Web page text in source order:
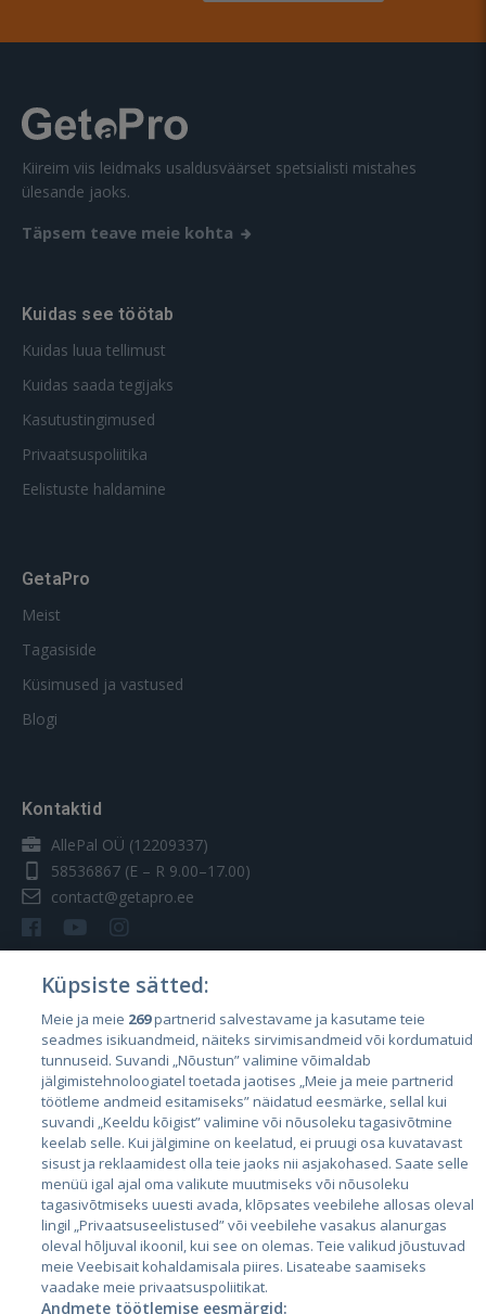
Kiireim viis leidmaks usaldusväärset spetsialisti mistahes
ülesande jaoks.
Täpsem teave meie kohta
Kuidas see töötab
Kuidas luua tellimust
Kuidas saada tegijaks
Kasutustingimused
Privaatsuspoliitika
Eelistuste haldamine
GetaPro
Meist
Tagasiside
Küsimused ja vastused
Blogi
Kontaktid
AllePal OÜ (12209337)
58536867 (E – R 9.00–17.00)
contact@getapro.ee
Riigid
Eesti
Läti
Leedu
Küpsiste sätted:
Meie ja meie 269partnerid salvestavame ja kasutame teie
seadmes isikuandmeid, näiteks sirvimisandmeid või kordumatuid
tunnuseid. Suvandi „Nõustun” valimine võimaldab
jälgimistehnoloogiatel toetada jaotises „Meie ja meie partnerid
töötleme andmeid esitamiseks” näidatud eesmärke, sellal kui
suvandi „Keeldu kõigist” valimine või nõusoleku tagasivõtmine
keelab selle. Kui jälgimine on keelatud, ei pruugi osa kuvatavast
sisust ja reklaamidest olla teie jaoks nii asjakohased. Saate selle
menüü igal ajal oma valikute muutmiseks või nõusoleku
tagasivõtmiseks uuesti avada, klõpsates veebilehe allosas oleval
lingil „Privaatsuseelistused” või veebilehe vasakus alanurgas
oleval hõljuval ikoonil, kui see on olemas. Teie valikud jõustuvad
meie Veebisait kohaldamisala piires. Lisateabe saamiseks
vaadake meie privaatsuspoliitikat.
Andmete töötlemise eesmärgid: